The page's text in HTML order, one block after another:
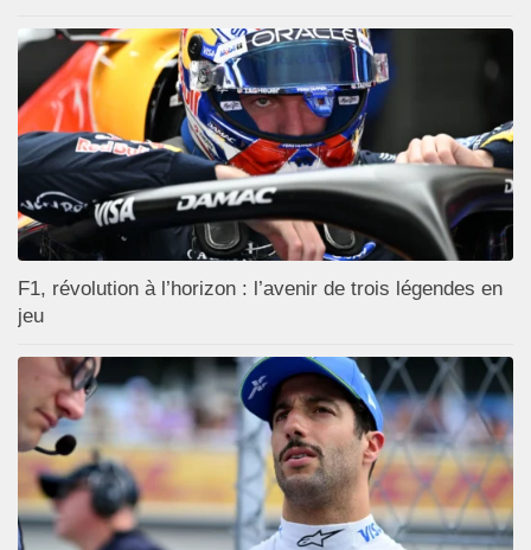
F1, révolution à l’horizon : l’avenir de trois légendes en
jeu